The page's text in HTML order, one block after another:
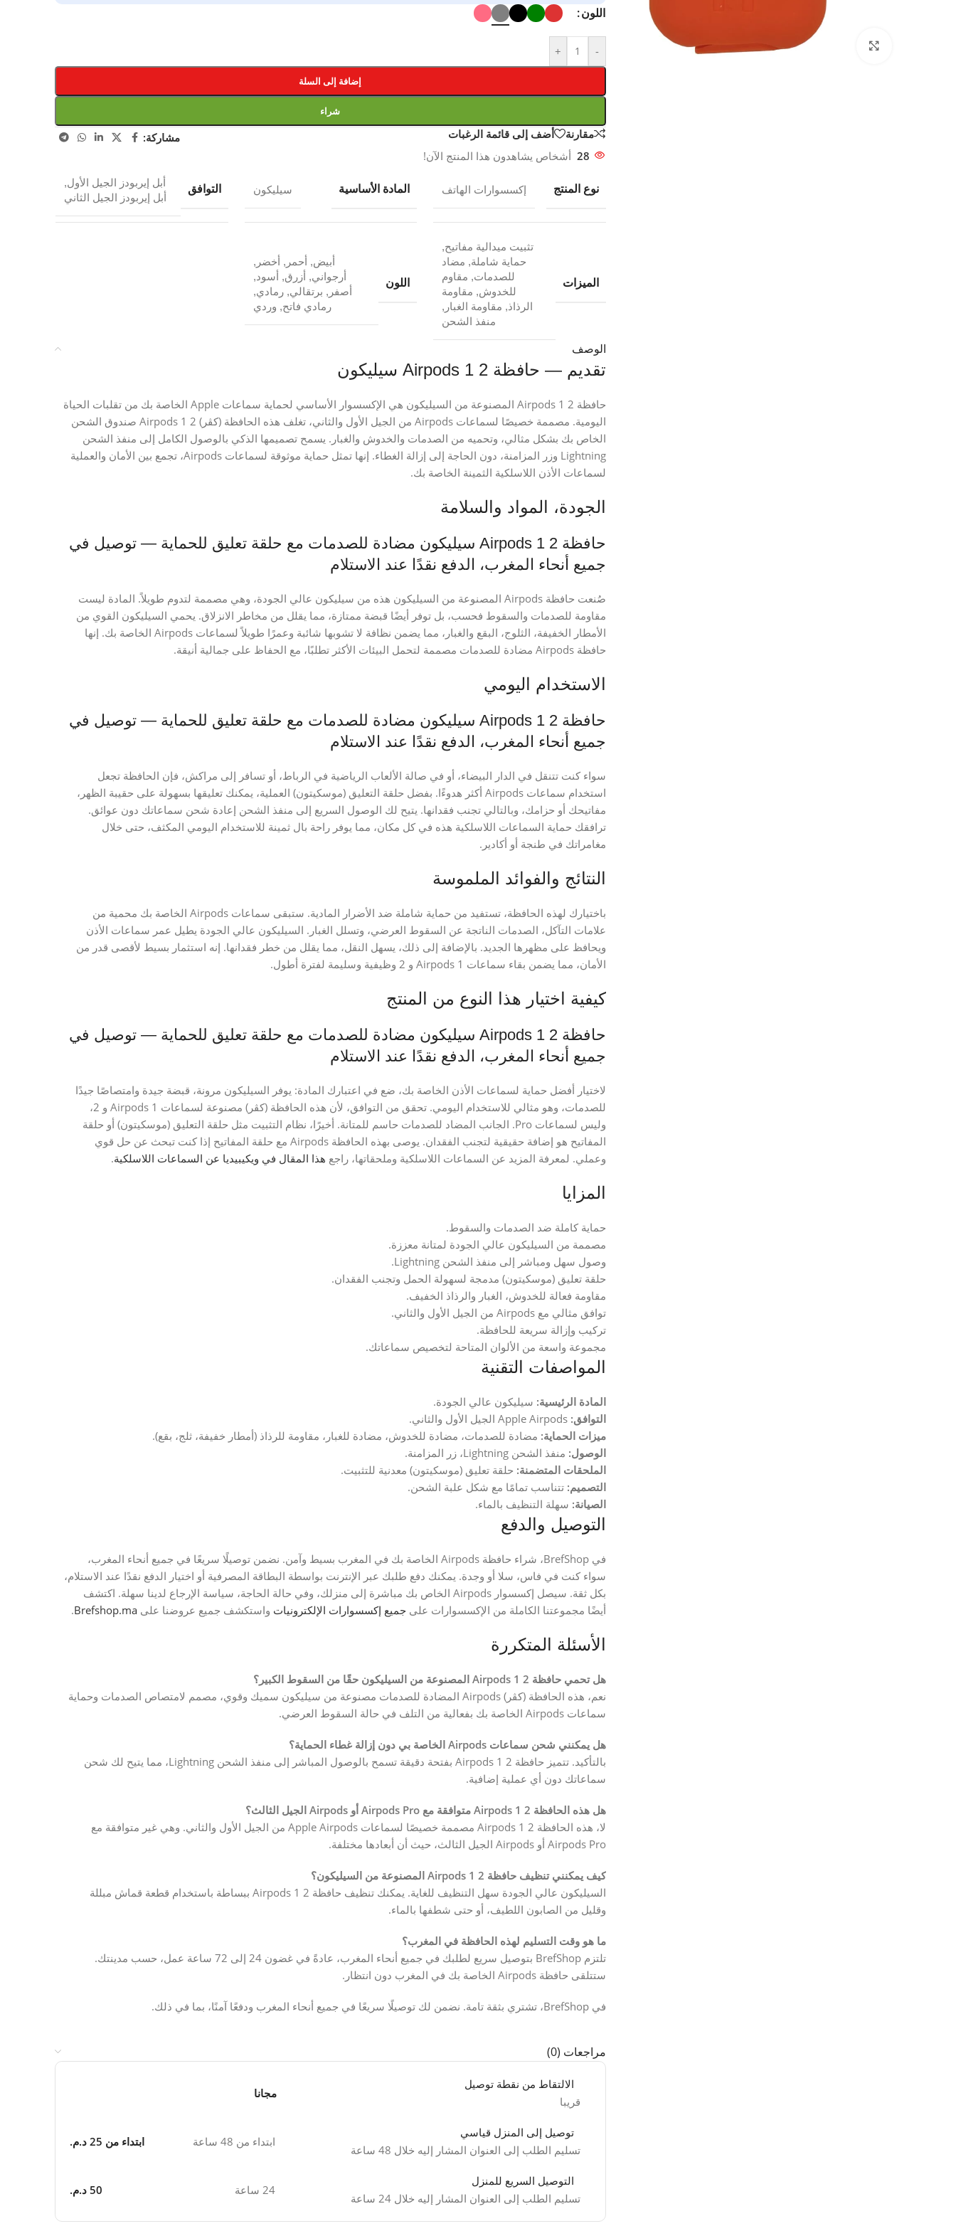
اللون
-
+
إضافة إلى السلة
شراء
مقارنة أضف إلى قائمة الرغبات
مشاركة:
28 أشخاص يشاهدون هذا المنتج الآن!
نوع المنتج إكسسوارات الهاتف المادة الأساسية سيليكون التوافق
أبل إيربودز الجيل الأول,
أبل إيربودز الجيل الثاني
الميزات
تثبيت ميدالية مفاتيح,
حماية شاملة, مضاد
للصدمات, مقاوم
للخدوش, مقاومة
الرذاذ, مقاومة الغبار ,
منفذ الشحن
اللون
أبيض, أحمر , أخضر ,
أرجواني, أزرق, أسود,
أصفر , برتقالي,رمادي,
رمادي فاتح, وردي
الوصف
تقديم — حافظة Airpods 1 2 سيليكون
حافظة Airpods 1 2 المصنوعة من السيليكون هي الإكسسوار الأساسي لحماية سماعات Apple الخاصة بك من تقلبات الحياة
اليومية. مصممة خصيصًا لسماعات Airpods من الجيل الأول والثاني، تغلف هذه الحافظة (كڤر) Airpods 1 2 صندوق الشحن
الخاص بك بشكل مثالي، وتحميه من الصدمات والخدوش والغبار. يسمح تصميمها الذكي بالوصول الكامل إلى منفذ الشحن
Lightning وزر المزامنة، دون الحاجة إلى إزالة الغطاء. إنها تمثل حماية موثوقة لسماعات Airpods، تجمع بين الأمان والعملية
لسماعات الأذن اللاسلكية الثمينة الخاصة بك.
الجودة، المواد والسلامة
حافظة Airpods 1 2 سيليكون مضادة للصدمات مع حلقة تعليق للحماية — توصيل في
جميع أنحاء المغرب، الدفع نقدًا عند الاستلام
صُنعت حافظة Airpods المصنوعة من السيليكون هذه من سيليكون عالي الجودة، وهي مصممة لتدوم طويلاً. المادة ليست
مقاومة للصدمات والسقوط فحسب، بل توفر أيضًا قبضة ممتازة، مما يقلل من مخاطر الانزلاق. يحمي السيليكون القوي من
الأمطار الخفيفة، الثلوج، البقع والغبار، مما يضمن نظافة لا تشوبها شائبة وعمرًا طويلاً لسماعات Airpods الخاصة بك. إنها
حافظة Airpods مضادة للصدمات مصممة لتحمل البيئات الأكثر تطلبًا، مع الحفاظ على جمالية أنيقة.
الاستخدام اليومي
حافظة Airpods 1 2 سيليكون مضادة للصدمات مع حلقة تعليق للحماية — توصيل في
جميع أنحاء المغرب، الدفع نقدًا عند الاستلام
سواء كنت تتنقل في الدار البيضاء، أو في صالة الألعاب الرياضية في الرباط، أو تسافر إلى مراكش، فإن الحافظة تجعل
استخدام سماعات Airpods أكثر هدوءًا. بفضل حلقة التعليق (موسكيتون) العملية، يمكنك تعليقها بسهولة على حقيبة الظهر،
مفاتيحك أو حزامك، وبالتالي تجنب فقدانها. يتيح لك الوصول السريع إلى منفذ الشحن إعادة شحن سماعاتك دون عوائق.
ترافقك حماية السماعات اللاسلكية هذه في كل مكان، مما يوفر راحة بال ثمينة للاستخدام اليومي المكثف، حتى خلال
مغامراتك في طنجة أو أكادير.
النتائج والفوائد الملموسة
باختيارك لهذه الحافظة، تستفيد من حماية شاملة ضد الأضرار المادية. ستبقى سماعات Airpods الخاصة بك محمية من
علامات التآكل، الصدمات الناتجة عن السقوط العرضي، وتسلل الغبار. السيليكون عالي الجودة يطيل عمر سماعات الأذن
ويحافظ على مظهرها الجديد. بالإضافة إلى ذلك، يسهل النقل، مما يقلل من خطر فقدانها. إنه استثمار بسيط لأقصى قدر من
الأمان، مما يضمن بقاء سماعات Airpods 1 و 2 وظيفية وسليمة لفترة أطول.
كيفية اختيار هذا النوع من المنتج
حافظة Airpods 1 2 سيليكون مضادة للصدمات مع حلقة تعليق للحماية — توصيل في
جميع أنحاء المغرب، الدفع نقدًا عند الاستلام
لاختيار أفضل حماية لسماعات الأذن الخاصة بك، ضع في اعتبارك المادة: يوفر السيليكون مرونة، قبضة جيدة وامتصاصًا جيدًا
للصدمات، وهو مثالي للاستخدام اليومي. تحقق من التوافق، لأن هذه الحافظة (كڤر) مصنوعة لسماعات Airpods 1 و 2،
وليس لسماعات Pro. الجانب المضاد للصدمات حاسم للمتانة. أخيرًا، نظام التثبيت مثل حلقة التعليق (موسكيتون) أو حلقة
المفاتيح هو إضافة حقيقية لتجنب الفقدان. يوصى بهذه الحافظة Airpods مع حلقة المفاتيح إذا كنت تبحث عن حل قوي
وعملي. لمعرفة المزيد عن السماعات اللاسلكية وملحقاتها، راجع هذا المقال في ويكيبيديا عن السماعات اللاسلكية.
المزايا
حماية كاملة ضد الصدمات والسقوط.
مصممة من السيليكون عالي الجودة لمتانة معززة.
وصول سهل ومباشر إلى منفذ الشحن Lightning.
حلقة تعليق (موسكيتون) مدمجة لسهولة الحمل وتجنب الفقدان.
مقاومة فعالة للخدوش، الغبار والرذاذ الخفيف.
توافق مثالي مع Airpods من الجيل الأول والثاني.
تركيب وإزالة سريعة للحافظة.
مجموعة واسعة من الألوان المتاحة لتخصيص سماعاتك.
المواصفات التقنية
المادة الرئيسية: سيليكون عالي الجودة.
التوافق: Apple Airpods الجيل الأول والثاني.
ميزات الحماية: مضادة للصدمات، مضادة للخدوش، مضادة للغبار، مقاومة للرذاذ (أمطار خفيفة، ثلج، بقع).
الوصول: منفذ الشحن Lightning، زر المزامنة.
الملحقات المتضمنة: حلقة تعليق (موسكيتون) معدنية للتثبيت.
التصميم: تتناسب تمامًا مع شكل علبة الشحن.
الصيانة: سهلة التنظيف بالماء.
التوصيل والدفع
في BrefShop، شراء حافظة Airpods الخاصة بك في المغرب بسيط وآمن. نضمن توصيلًا سريعًا في جميع أنحاء المغرب،
سواء كنت في فاس، سلا أو وجدة. يمكنك دفع طلبك عبر الإنترنت بواسطة البطاقة المصرفية أو اختيار الدفع نقدًا عند الاستلام،
بكل ثقة. سيصل إكسسوار Airpods الخاص بك مباشرة إلى منزلك، وفي حالة الحاجة، سياسة الإرجاع لدينا سهلة. اكتشف
أيضًا مجموعتنا الكاملة من الإكسسوارات على جميع إكسسوارات الإلكترونيات واستكشف جميع عروضنا علىBrefshop.ma
.
الأسئلة المتكررة
هل تحمي حافظة Airpods 1 2 المصنوعة من السيليكون حقًا من السقوط الكبير؟
نعم، هذه الحافظة (كڤر) Airpods المضادة للصدمات مصنوعة من سيليكون سميك وقوي، مصمم لامتصاص الصدمات وحماية
سماعات Airpods الخاصة بك بفعالية من التلف في حالة السقوط العرضي.
هل يمكنني شحن سماعات Airpods الخاصة بي دون إزالة غطاء الحماية؟
بالتأكيد. تتميز حافظة Airpods 1 2 بفتحة دقيقة تسمح بالوصول المباشر إلى منفذ الشحن Lightning، مما يتيح لك شحن
سماعاتك دون أي عملية إضافية.
هل هذه الحافظة Airpods 1 2 متوافقة مع Airpods Pro أو Airpods الجيل الثالث؟
لا، هذه الحافظة Airpods 1 2 مصممة خصيصًا لسماعات Apple Airpods من الجيل الأول والثاني. وهي غير متوافقة مع
Airpods Pro أو Airpods الجيل الثالث، حيث أن أبعادها مختلفة.
كيف يمكنني تنظيف حافظة Airpods 1 2 المصنوعة من السيليكون؟
السيليكون عالي الجودة سهل التنظيف للغاية. يمكنك تنظيف حافظة Airpods 1 2 ببساطة باستخدام قطعة قماش مبللة
وقليل من الصابون اللطيف، أو حتى شطفها بالماء.
ما هو وقت التسليم لهذه الحافظة في المغرب؟
تلتزم BrefShop بتوصيل سريع لطلبك في جميع أنحاء المغرب، عادةً في غضون 24 إلى 72 ساعة عمل، حسب مدينتك.
ستتلقى حافظة Airpods الخاصة بك في المغرب دون انتظار.
في BrefShop، تشتري بثقة تامة. نضمن لك توصيلًا سريعًا في جميع أنحاء المغرب ودفعًا آمنًا، بما في ذلك.
مراجعات (0)
الالتقاط من نقطة توصيل
قريبا
مجانا
توصيل إلى المنزل قياسي
تسليم الطلب إلى العنوان المشار إليه خلال 48 ساعة
ابتداء من 48 ساعة ابتداء من 25 د.م.
التوصيل السريع للمنزل
تسليم الطلب إلى العنوان المشار إليه خلال 24 ساعة
24 ساعة 50 د.م.